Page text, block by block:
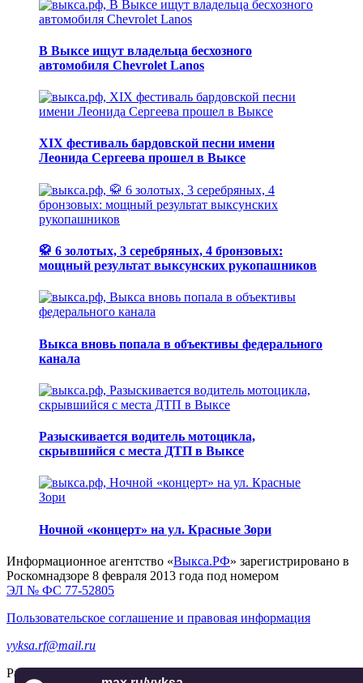
В Выксе ищут владельца бесхозного
автомобиля Chevrolet Lanos
XIX фестиваль бардовской песни имени
Леонида Сергеева прошел в Выксе
🥋 6 золотых, 3 серебряных, 4 бронзовых:
мощный результат выксунских рукопашников
Выкса вновь попала в объективы федерального
канала
Разыскивается водитель мотоцикла,
скрывшийся с места ДТП в Выксе
Ночной «концерт» на ул. Красные Зори
Информационное агентство «Выкса.РФ» зарегистрировано в
Роскомнадзоре 8 февраля 2013 года под номером
ЭЛ № ФС 77-52805
Пользовательское соглашение и правовая информация
vyksa.rf@mail.ru
Разработка и продвижение —